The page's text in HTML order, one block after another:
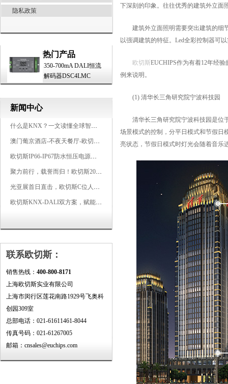
隐私政策
热门产品
350-700mA DALI恒流
解码器DSC4LMC
新闻中心
什么是KNX？一文读懂全球智能建筑控制标准
澳门葡京酒店-不夜天餐厅-欧切斯KNX智能控制系统打造高端智慧空间
欧切斯IP66-IP67防水恒压电源，无惧风雨，智稳如一
聚力前行，载誉而归！欧切斯2026光亚展完美收官
光亚展首日直击，欧切斯C位人气爆棚-双奖加冕，实力再出圈
欧切斯KNX-DALI双方案，赋能广州有马空间日式轻奢静谧之光
联系欧切斯：
销售热线： 400-800-8171
上海欧切斯实业有限公司
上海市闵行区莲花南路1929号飞奥科
创园309室
总部电话：021-61611461-8044
传真号码：021-61267005
邮箱：cnsales@euchips.com
下深刻的印象。往往优秀的建筑外立面
建筑外立面照明需要突出建筑的细节
以强调建筑的特征。Led全彩控制器可
欧切斯EUCHIPS作为有着12年经
例来说明。
(1) 清华长三角研究院宁波科技园
清华长三角研究院宁波科技园是位于
场景模式的控制，分平日模式和节假日
亮状态，节假日模式时灯光会随着音乐